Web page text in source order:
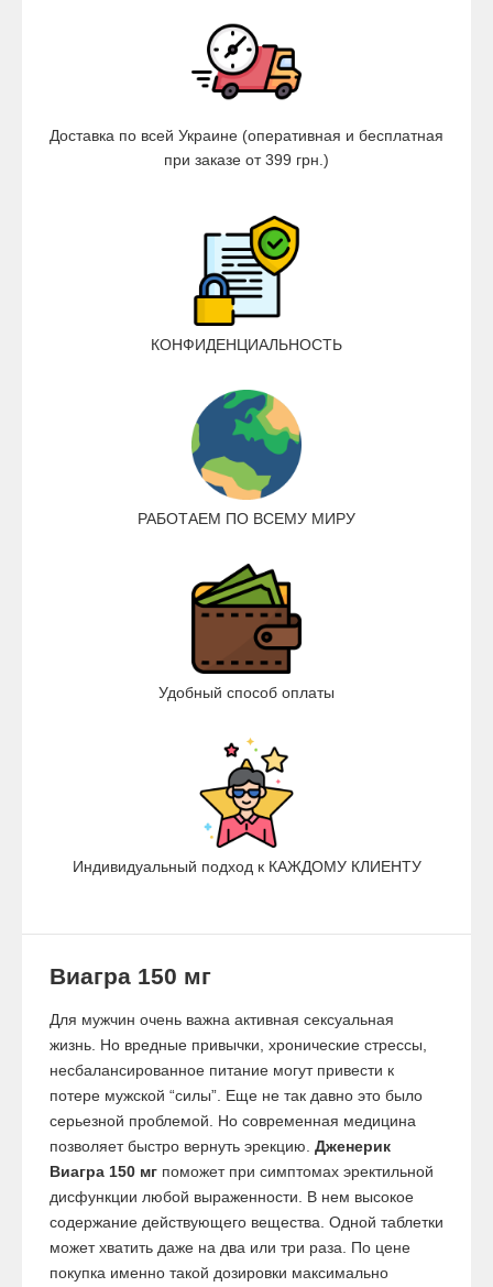
Доставка по всей Украине (оперативная и бесплатная
при заказе от 399 грн.)
КОНФИДЕНЦИАЛЬНОСТЬ
РАБОТАЕМ ПО ВСЕМУ МИРУ
Удобный способ оплаты
Индивидуальный подход к КАЖДОМУ КЛИЕНТУ
Виагра 150 мг
Для мужчин очень важна активная сексуальная
жизнь. Но вредные привычки, хронические стрессы,
несбалансированное питание могут привести к
потере мужской “силы”. Еще не так давно это было
серьезной проблемой. Но современная медицина
позволяет быстро вернуть эрекцию. Дженерик
Виагра 150 мг поможет при симптомах эректильной
дисфункции любой выраженности. В нем высокое
содержание действующего вещества. Одной таблетки
может хватить даже на два или три раза. По цене
покупка именно такой дозировки максимально